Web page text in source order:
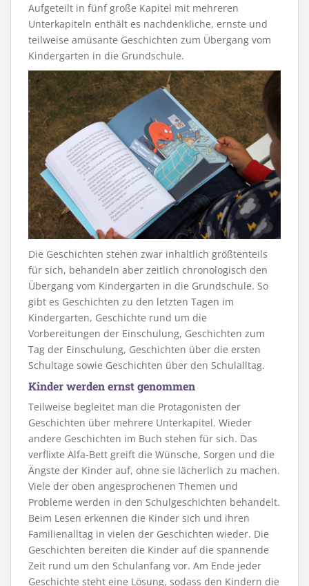
Aufgeteilt in fünf große Kapitel mit mehreren
Unterkapiteln enthält es nachdenkliche, ernste und
teilweise amüsante Geschichten zum Übergang vom
Kindergarten in die Grundschule.
Die Geschichten stehen zwar inhaltlich größtenteils
für sich, behandeln aber zeitlich chronologisch den
Übergang vom Kindergarten in die Grundschule. So
gibt es Geschichten zu den letzten Tagen im
Kindergarten, Geschichte rund um die
Vorbereitungen der Einschulung, Geschichten zum
Tag der Einschulung, Geschichten über die ersten
Schultage sowie Geschichten über den Schulalltag.
Kinder werden ernst genommen
Teilweise begleitet man die Protagonisten der
Geschichten über mehrere Unterkapitel. Wieder
andere Geschichten im Buch stehen für sich. Das
verflixte Alfa-Bett greift die Wünsche, Sorgen und die
Ängste der Kinder auf, ohne sie lächerlich zu machen.
Viele der oben angesprochenen Themen und
Probleme werden in den Schulgeschichten behandelt.
Beim Lesen erkennen die Kinder sich und ihren
Familienalltag in vielen der Geschichten wieder. Die
Geschichten bereiten die Kinder auf die spannende
Zeit rund um den Schulanfang vor. Am Ende jeder
Geschichte steht eine Lösung, sodass den Kindern die